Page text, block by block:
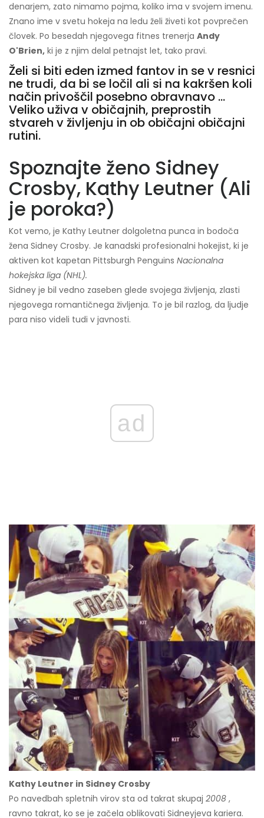
denarjem, zato nimamo pojma, koliko ima v svojem imenu.
Znano ime v svetu hokeja na ledu želi živeti kot povprečen
človek. Po besedah ​​njegovega fitnes trenerja Andy
O'Brien, ki je z njim delal petnajst let, tako pravi.
Želi si biti eden izmed fantov in se v resnici
ne trudi, da bi se ločil ali si na kakršen koli
način privoščil posebno obravnavo ...
Veliko uživa v običajnih, preprostih
stvareh v življenju in ob običajni običajni
rutini.
Spoznajte ženo Sidney
Crosby, Kathy Leutner (Ali
je poroka?)
Kot vemo, je Kathy Leutner dolgoletna punca in bodoča
žena Sidney Crosby. Je kanadski profesionalni hokejist, ki je
aktiven kot kapetan Pittsburgh Penguins Nacionalna
hokejska liga (NHL).
Sidney je bil vedno zaseben glede svojega življenja, zlasti
njegovega romantičnega življenja. To je bil razlog, da ljudje
para niso videli tudi v javnosti.
ad
Kathy Leutner in Sidney Crosby
Po navedbah spletnih virov sta od takrat skupaj 2008 ,
ravno takrat, ko se je začela oblikovati Sidneyjeva kariera.